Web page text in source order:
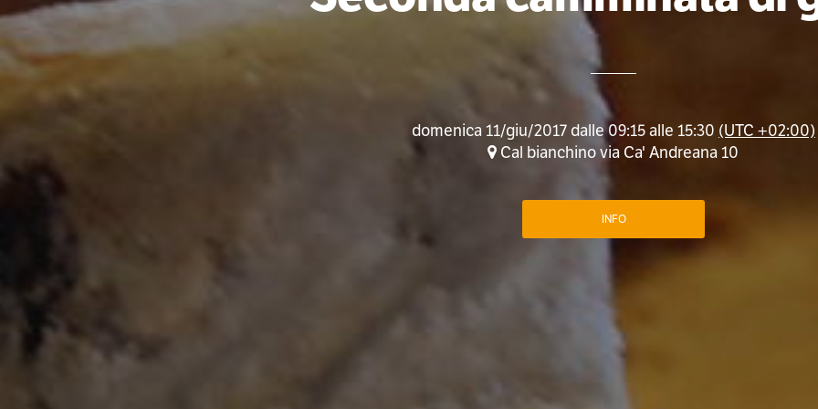
domenica 11/giu/2017 dalle 09:15 alle 15:30 (UTC +02:00)
Cal bianchino via Ca' Andreana 10
INFO